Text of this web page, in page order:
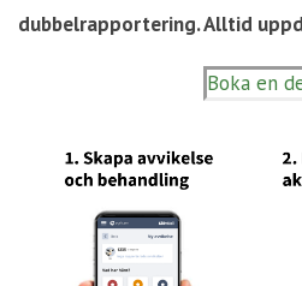
dubbelrapportering. Alltid
Boka en